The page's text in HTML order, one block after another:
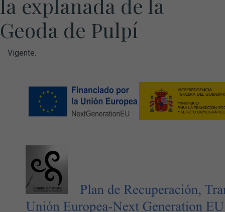
la explanada de la
Geoda de Pulpí
Vigente.